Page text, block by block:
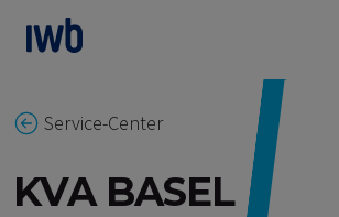
zum Main Content
Service-Center
KVA BASEL